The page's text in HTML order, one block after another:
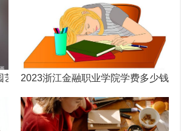
艺学考研学校排名)
2023浙江金融职业学院学费多少钱一